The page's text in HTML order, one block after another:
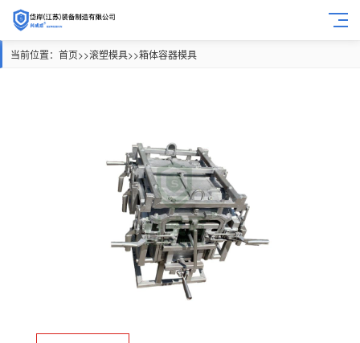
当前位置： 首页>>滚塑模具>>箱体容器模具